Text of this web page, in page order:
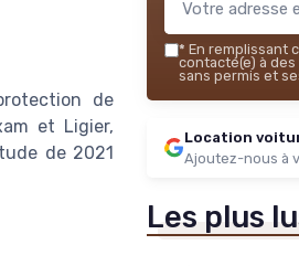
de
et Ligier,
de 2021
* En remplissant
contacté(e) à
sans permis et
Location
Ajoutez-nous à
Les plus